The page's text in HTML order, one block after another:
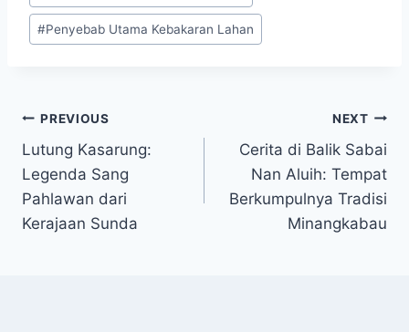
#Penyebab Utama Kebakaran Lahan
Navigasi
pos
PREVIOUS
Lutung Kasarung:
Legenda Sang
Pahlawan dari
Kerajaan Sunda
NEXT
Cerita di Balik Sabai
Nan Aluih: Tempat
Berkumpulnya Tradisi
Minangkabau